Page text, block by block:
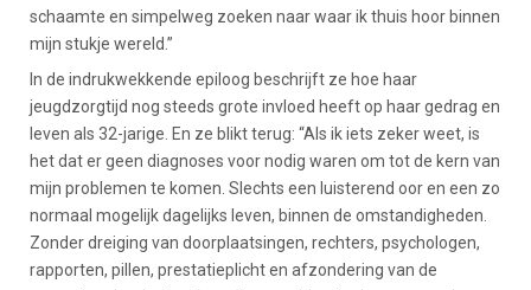
schaamte en simpelweg zoeken naar waar ik thuis hoor binnen
mijn stukje wereld.”
In de indrukwekkende epiloog beschrijft ze hoe haar
jeugdzorgtijd nog steeds grote invloed heeft op haar gedrag en
leven als 32-jarige. En ze blikt terug: “Als ik iets zeker weet, is
het dat er geen diagnoses voor nodig waren om tot de kern van
mijn problemen te komen. Slechts een luisterend oor en een zo
normaal mogelijk dagelijks leven, binnen de omstandigheden.
Zonder dreiging van doorplaatsingen, rechters, psychologen,
rapporten, pillen, prestatieplicht en afzondering van de